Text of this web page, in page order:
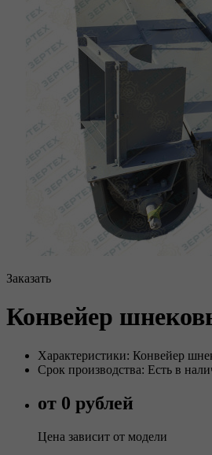
Заказать
Конвейер
Характеристики: Конвейер
Срок производства: Есть в
от 0 рублей
Цена зависит от модели